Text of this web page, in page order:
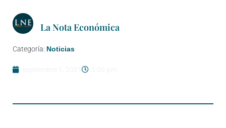
La Nota Económica
Categoría: Noticias